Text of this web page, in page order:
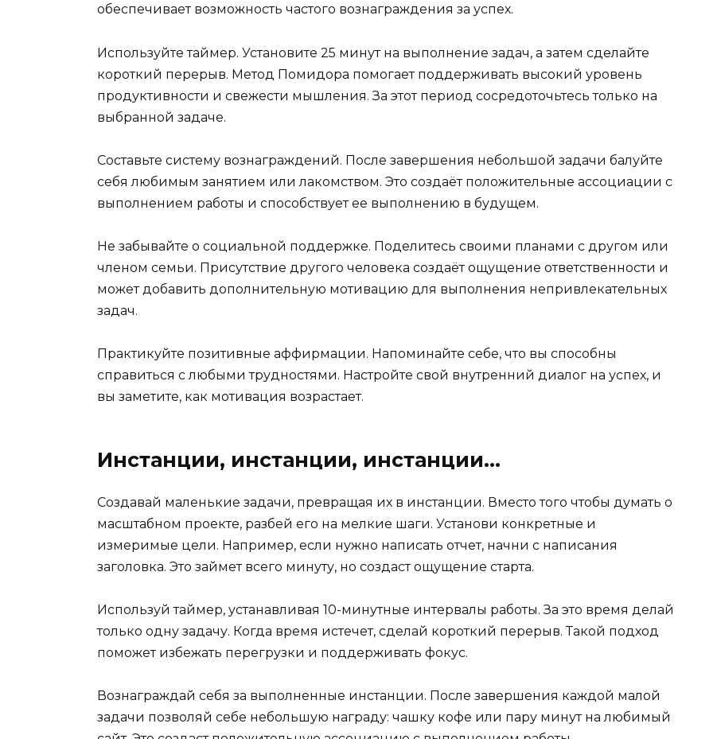
обеспечивает возможность частого вознаграждения за успех.
Используйте таймер. Установите 25 минут на выполнение задач, а затем сделайте
короткий перерыв. Метод Помидора помогает поддерживать высокий уровень
продуктивности и свежести мышления. За этот период сосредоточьтесь только на
выбранной задаче.
Составьте систему вознаграждений. После завершения небольшой задачи балуйте
себя любимым занятием или лакомством. Это создаёт положительные ассоциации с
выполнением работы и способствует ее выполнению в будущем.
Не забывайте о социальной поддержке. Поделитесь своими планами с другом или
членом семьи. Присутствие другого человека создаёт ощущение ответственности и
может добавить дополнительную мотивацию для выполнения непривлекательных
задач.
Практикуйте позитивные аффирмации. Напоминайте себе, что вы способны
справиться с любыми трудностями. Настройте свой внутренний диалог на успех, и
вы заметите, как мотивация возрастает.
Инстанции, инстанции, инстанции…
Создавай маленькие задачи, превращая их в инстанции. Вместо того чтобы думать о
масштабном проекте, разбей его на мелкие шаги. Установи конкретные и
измеримые цели. Например, если нужно написать отчет, начни с написания
заголовка. Это займет всего минуту, но создаст ощущение старта.
Используй таймер, устанавливая 10-минутные интервалы работы. За это время делай
только одну задачу. Когда время истечет, сделай короткий перерыв. Такой подход
поможет избежать перегрузки и поддерживать фокус.
Вознаграждай себя за выполненные инстанции. После завершения каждой малой
задачи позволяй себе небольшую награду: чашку кофе или пару минут на любимый